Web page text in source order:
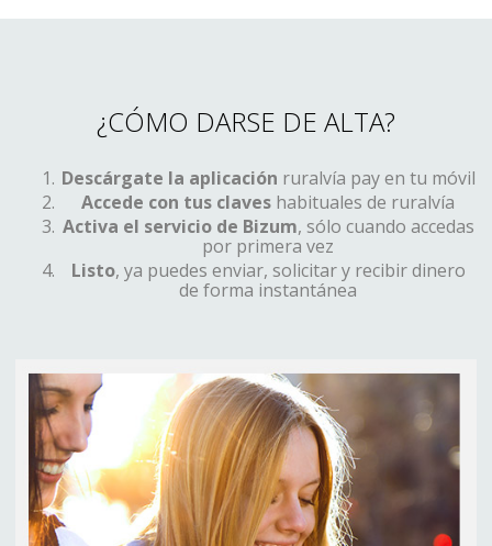
¿CÓMO DARSE DE ALTA?
Descárgate la aplicación ruralvía pay en tu móvil
Accede con tus claves habituales de ruralvía
Activa el servicio de Bizum, sólo cuando accedas
por primera vez
Listo, ya puedes enviar, solicitar y recibir dinero
de forma instantánea